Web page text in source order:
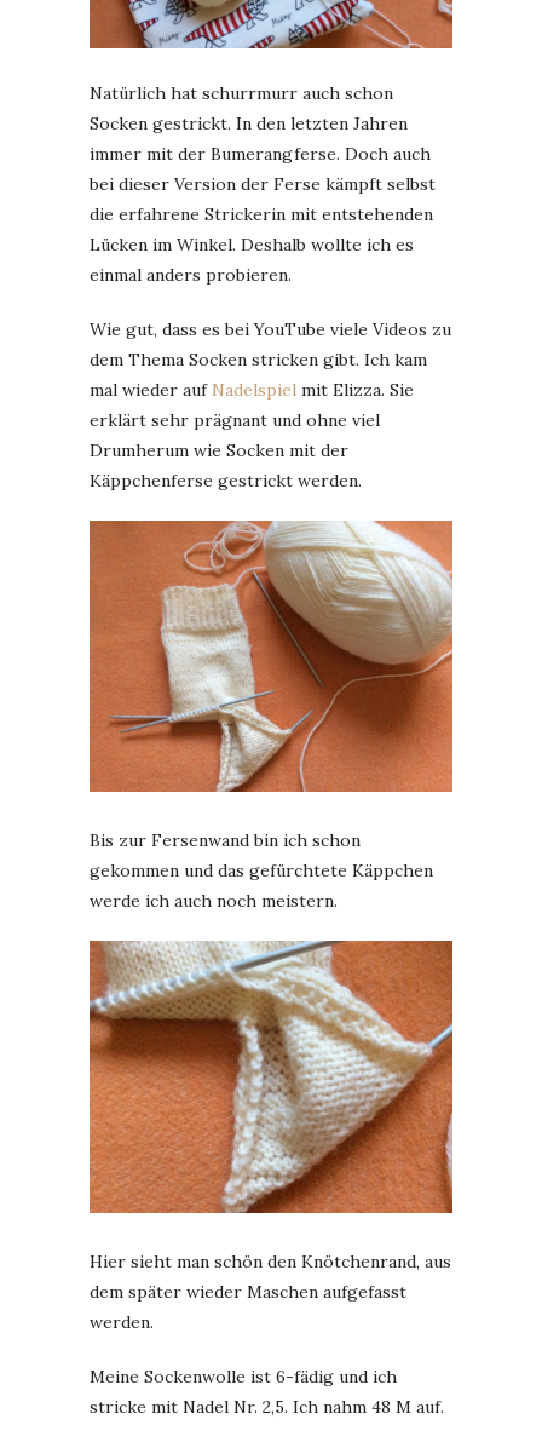
Natürlich hat schurrmurr auch schon
Socken gestrickt. In den letzten Jahren
immer mit der Bumerangferse. Doch auch
bei dieser Version der Ferse kämpft selbst
die erfahrene Strickerin mit entstehenden
Lücken im Winkel. Deshalb wollte ich es
einmal anders probieren.
Wie gut, dass es bei YouTube viele Videos zu
dem Thema Socken stricken gibt. Ich kam
mal wieder auf Nadelspiel mit Elizza. Sie
erklärt sehr prägnant und ohne viel
Drumherum wie Socken mit der
Käppchenferse gestrickt werden.
Bis zur Fersenwand bin ich schon
gekommen und das gefürchtete Käppchen
werde ich auch noch meistern.
Hier sieht man schön den Knötchenrand, aus
dem später wieder Maschen aufgefasst
werden.
Meine Sockenwolle ist 6-fädig und ich
stricke mit Nadel Nr. 2,5. Ich nahm 48 M auf.